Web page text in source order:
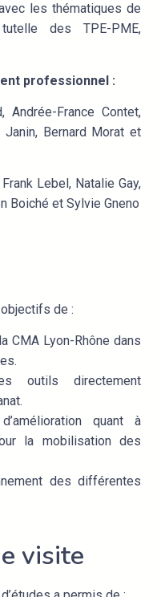
les thématiques de
des TPE-PME,
professionnel :
Andrée-France Contet,
Bernard Morat et
Lebel, Natalie Gay,
Boiché et Sylvie Gneno
de :
CMA Lyon-Rhône dans
outils directement
quant à
la mobilisation des
des différentes
visite